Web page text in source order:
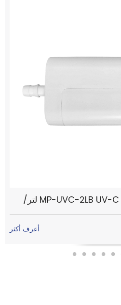
وحدة تعقيم المياه MP-UVC-2LB UV-C LED 2 لتر/
أعرف أكثر